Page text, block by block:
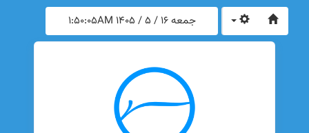
جمعه 16 / 5 / 1405 1:50:05AM